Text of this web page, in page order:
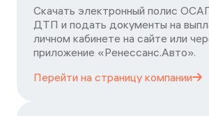
Скачать электронный полис
ДТП и подать документы на
личном кабинете на сайте или
приложение «Ренессанс.Авто».
Перейти на страницу компании